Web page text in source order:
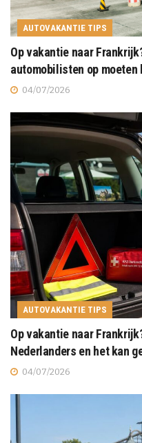
AUTOVAKANTIE TIPS
Op vakantie naar
automobilisten op moeten
04/07/2026
AUTOVAKANTIE TIPS
Op vakantie naar
Nederlanders en het kan
04/07/2026